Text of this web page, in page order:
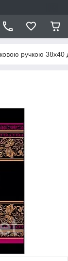
ручкою 38х40